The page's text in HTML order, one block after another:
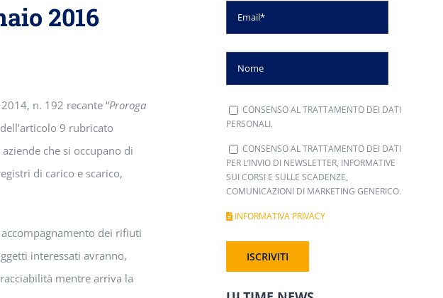
2016
n. 192 recante “Proroga
9 rubricato
che si occupano di
di carico e scarico,
dei rifiuti
interessati avranno,
mentre arriva la
CONSENSO AL TRATTAMENTO DEI DATI
PERSONALI.
CONSENSO AL TRATTAMENTO DEI DATI
PER L’INVIO DI NEWSLETTER, INFORMATIVE
SUI CORSI E SULLE SCADENZE,
COMUNICAZIONI DI MARKETING GENERICO.
INFORMATIVA PRIVACY